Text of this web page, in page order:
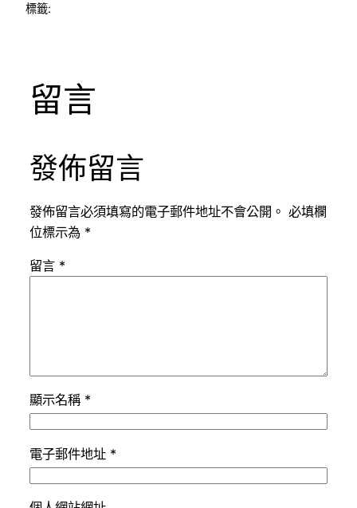
標籤:
留言
發佈留言
發佈留言必須填寫的電子郵件地址不會公開。 必填欄
位標示為 *
留言 *
顯示名稱 *
電子郵件地址 *